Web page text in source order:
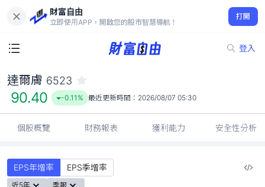
財富自由
立即使用APP，開啟您的股市智慧導航！
打開
登入
90.40
-0.11%
達爾膚 6523
90.40 -0.11% 最近更新時間： 2026/08/07 05:30
個股概覽 財務報表 獲利能力 安全性分析
EPS年增率 EPS季增率
近5年 季報